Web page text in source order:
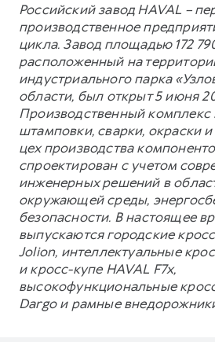
Российский завод HAVAL –
производственное
цикла. Завод площадью 172
расположенный на
индустриального парка
области, был открыт 5 июня
Производственный комплекс
штамповки, сварки, окраски
цех производства
спроектирован с учетом
инженерных решений в
окружающей среды,
безопасности. В настоящее
выпускаются городские
Jolion, интеллектуальные
и кросс-купе HAVAL F7x,
высокофункциональные
Dargo и рамные